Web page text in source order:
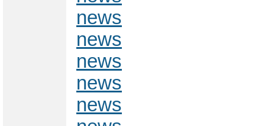
news
news
news
news
news